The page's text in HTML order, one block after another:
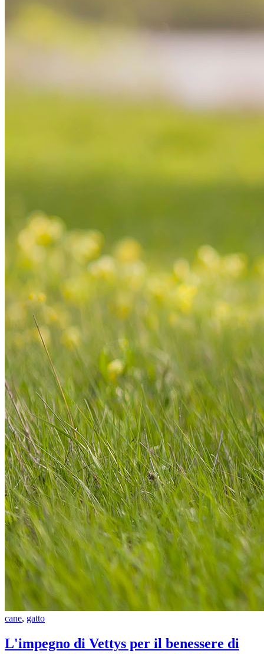
cane, gatto
L'impegno di Vettys per il benessere di